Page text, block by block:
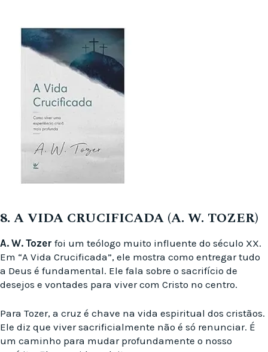
8. A VIDA CRUCIFICADA (A. W. TOZER)
A. W. Tozer foi um teólogo muito influente do século XX.
Em “A Vida Crucificada”, ele mostra como entregar tudo
a Deus é fundamental. Ele fala sobre o sacrifício de
desejos e vontades para viver com Cristo no centro.
Para Tozer, a cruz é chave na vida espiritual dos cristãos.
Ele diz que viver sacrificialmente não é só renunciar. É
um caminho para mudar profundamente o nosso